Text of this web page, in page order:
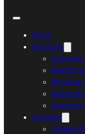
Home
Servicios
Asesoría
Gestión
Renta de
Asesoría
Asesoría
Listados
Listado